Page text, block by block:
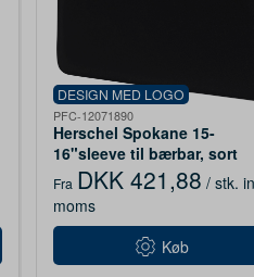
DESIGN MED LOGO
PFC-12071890
Herschel Spokane 15-
16"sleeve til bærbar, sort
Fra DKK 421,88 / stk.
moms
Køb